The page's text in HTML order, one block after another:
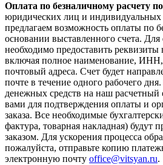
Оплата по безналичному расчету
юридических лиц и
предлагаем возможность оплаты по
основании выставленного счета. Для
необходимо предоставить
включая полное наименование,
почтовый адреса. Счет будет
почте в течение одного рабочего
денежных средств на наш расчетный
вами для подтверждения оплаты и
заказа. Все необходимые
фактура, товарная накладная) будут
заказом. Для ускорения процесса
пожалуйста, отправьте копию
электронную почту office@vitsyan.ru.